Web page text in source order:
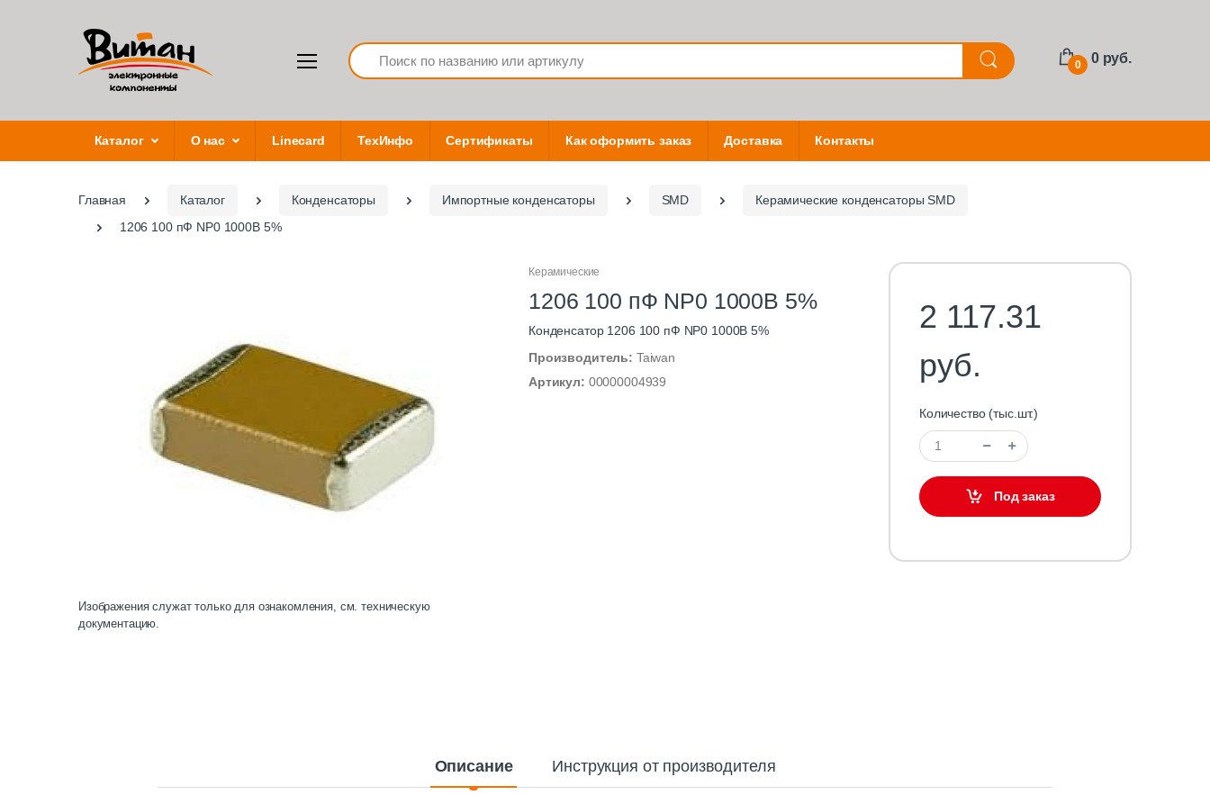
Search
0 0 руб.
Каталог О нас Linecard ТехИнфо Сертификаты Как оформить заказ Доставка Контакты
Главная Каталог Конденсаторы Импортные конденсаторы SMD
Керамические конденсаторы SMD
1206 100 пФ NP0 1000В 5%
Изображения служат только для ознакомления, см. техническую
документацию.
Керамические
1206 100 пФ NP0 1000В 5%
Конденсатор 1206 100 пФ NP0 1000В 5%
Производитель: Taiwan
Артикул: 00000004939
2 117.31
руб.
Количество (тыс.шт.)
Под заказ
Описание Инструкция от производителя